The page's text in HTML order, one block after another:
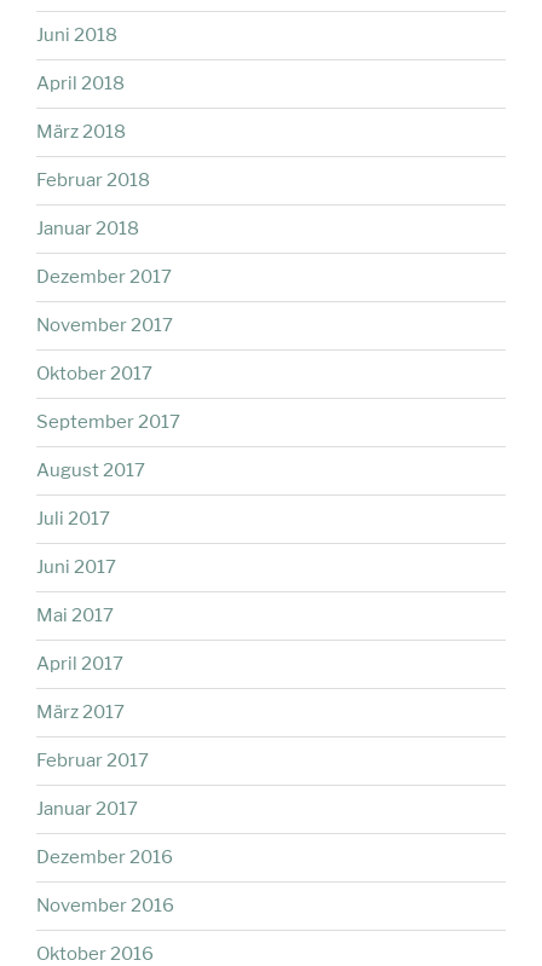
Juni 2018
April 2018
März 2018
Februar 2018
Januar 2018
Dezember 2017
November 2017
Oktober 2017
September 2017
August 2017
Juli 2017
Juni 2017
Mai 2017
April 2017
März 2017
Februar 2017
Januar 2017
Dezember 2016
November 2016
Oktober 2016